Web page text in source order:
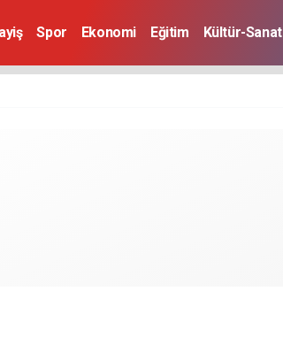
Spor Ekonomi Eğitim Kültür-Sanat